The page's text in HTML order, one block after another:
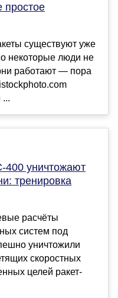
простое
существуют уже
некоторые люди не
работают — пора
400 уничтожают
тренировка
расчёты
систем под
уничтожили
скоростных
целей ракет-